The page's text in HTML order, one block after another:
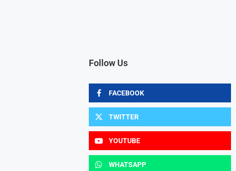
Follow Us
FACEBOOK
TWITTER
YOUTUBE
WHATSAPP